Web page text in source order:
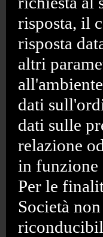
risposta, il
risposta
altri
dati
dati sulle
relazione
in funzione
Per le
Società